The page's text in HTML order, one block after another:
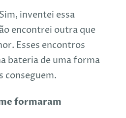
inventei essa
encontrei outra que
Esses encontros
bateria de uma forma
conseguem.
formaram